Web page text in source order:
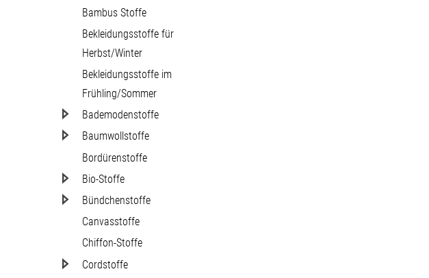
Bambus Stoffe
Bekleidungsstoffe für
Herbst/Winter
Bekleidungsstoffe im
Frühling/Sommer
Bademodenstoffe
Baumwollstoffe
Bordürenstoffe
Bio-Stoffe
Bündchenstoffe
Canvasstoffe
Chiffon-Stoffe
Cordstoffe